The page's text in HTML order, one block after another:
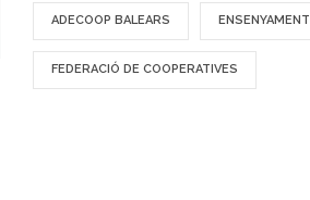
ADECOOP BALEARS ENSENYAMENT
FEDERACIÓ DE COOPERATIVES